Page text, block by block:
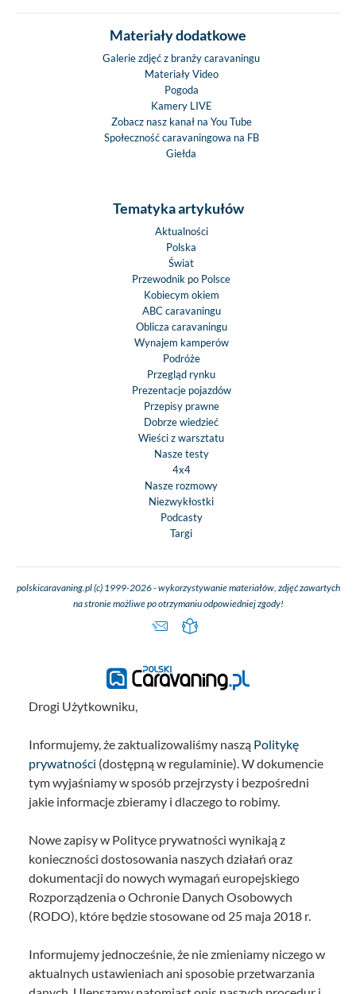
Materiały dodatkowe
Galerie zdjęć z branży caravaningu
Materiały Video
Pogoda
Kamery LIVE
Zobacz nasz kanał na You Tube
Społeczność caravaningowa na FB
Giełda
Tematyka artykułów
Aktualności
Polska
Świat
Przewodnik po Polsce
Kobiecym okiem
ABC caravaningu
Oblicza caravaningu
Wynajem kamperów
Podróże
Przegląd rynku
Prezentacje pojazdów
Przepisy prawne
Dobrze wiedzieć
Wieści z warsztatu
Nasze testy
4x4
Nasze rozmowy
Niezwykłostki
Podcasty
Targi
polskicaravaning.pl (c) 1999-2026 - wykorzystywanie materiałów, zdjęć zawartych
na stronie możliwe po otrzymaniu odpowiedniej zgody!
Drogi Użytkowniku,
Informujemy, że zaktualizowaliśmy naszą Politykę
prywatności (dostępną w regulaminie). W dokumencie
tym wyjaśniamy w sposób przejrzysty i bezpośredni
jakie informacje zbieramy i dlaczego to robimy.
Nowe zapisy w Polityce prywatności wynikają z
konieczności dostosowania naszych działań oraz
dokumentacji do nowych wymagań europejskiego
Rozporządzenia o Ochronie Danych Osobowych
(RODO), które będzie stosowane od 25 maja 2018 r.
Informujemy jednocześnie, że nie zmieniamy niczego w
aktualnych ustawieniach ani sposobie przetwarzania